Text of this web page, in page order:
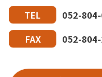
TEL
052-
FAX
052-